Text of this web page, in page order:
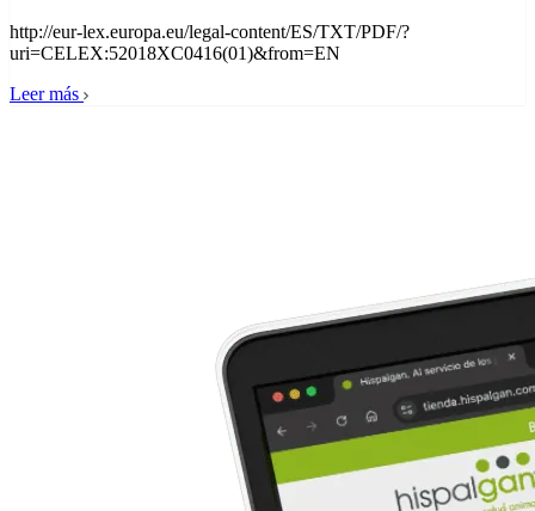
http://eur-lex.europa.eu/legal-content/ES/TXT/PDF/?
uri=CELEX:52018XC0416(01)&from=EN
Leer más